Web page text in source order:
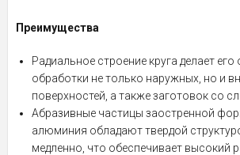
Преимущества
Радиальное строение круга делает
обработки не только наружных, но и
поверхностей, а также заготовок со
Абразивные частицы заостренной
алюминия обладают твердой
медленно, что обеспечивает высокий